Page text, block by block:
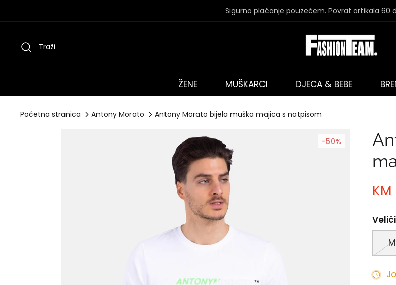
Sigurno plaćanje pouzećem. Povrat artikala 60
Traži
ŽENE MUŠKARCI DJECA & BEBE
Početna stranica Antony Morato Antony Morato bijela muška majica s natpisom
-50%
M